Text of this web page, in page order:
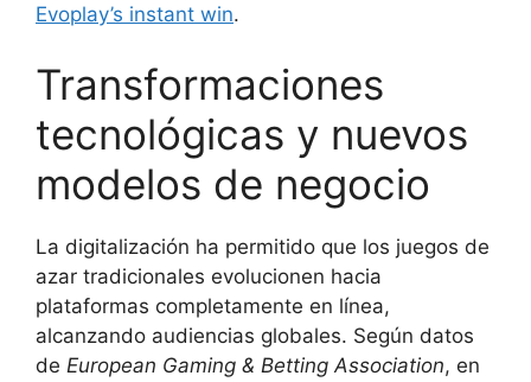
Evoplay’s instant win.
Transformaciones
tecnológicas y nuevos
modelos de negocio
La digitalización ha permitido que los juegos de
azar tradicionales evolucionen hacia
plataformas completamente en línea,
alcanzando audiencias globales. Según datos
de European Gaming & Betting Association, en